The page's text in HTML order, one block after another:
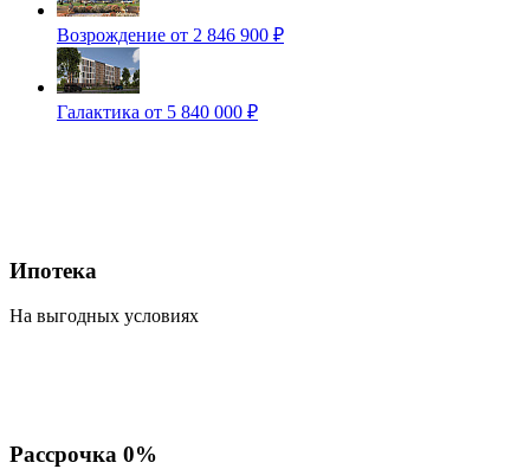
Возрождение от 2 846 900 ₽
Галактика от 5 840 000 ₽
Ипотека
На выгодных условиях
Рассрочка 0%